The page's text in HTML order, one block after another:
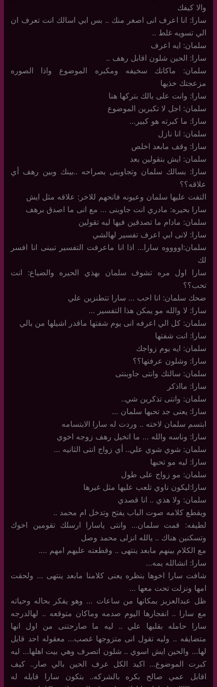
والا كيفك
سارا: انا اعرف انى اصغر منك .. بس ابي اسالك انت تعرف ان
الي تسويه غلط ..
سلمان: ايه اعرف
سارا: الحين شلون اقابل رهف ..
سلمان: ماكانك سخيفه ومكبره الموضوع واذا الصوره
مزعجتك خذيها
سارا: وانت على بالك بتركها هنا
سلمان: اجل لا تكبرين الموضوع
سارا: ما كبرته هو كبير…
سلمان: انا نازل
سارا: وقف مابعد اخلص
سلمان: ايش بتقولين بعد
سارا: بسالك سلمان وتجاوبنى بصراحه ..بينك وبين رهف أي
علاقه؟؟
التفت عليها سلمان وعيونه فاتحهم للاخر: علاقه مثل ايش
سارا بحيره: مادري انت جاوبنى … مع انى ما اصدق برهف
سلمان: مادام ما تصدقين فيها ليه تقولين
سارا: لانى ابي اعرف تفسير لهالشي
سلمان:اووووه سارا… اذا انا ماعرفت التفسير تبينى انا افسر
لك
سارا اول مره تشوف سلمان بهذي الحيره والضياع: انت
تحب؟؟
ضحك سلمان: انا احب … سارا تتطنزين علي
سارا: لا والله مو يمكن هذا التفسير …
سلمان: كل الي اعرفه انى يوم شفتها ماقدر اشيلها من بالي
سارا: انت شفتها
سلمان: ايه يوم زواجك
سارا: وشلون عرفتها؟؟
سلمان: سالتك وانتى جاوبنتى
سارا: مااذكر
سلمان: وانتى تذكرين شي..
سارا: يعنى جد تحبها سلمان …
ابتسم سلمان لاخته .. وردت له سارا الابتسامه
سارا: وناسه والله … ما اتخيل رهف زوجه اخوي
سلمان: شوي شوي علي.. أي زواج انتى الثانيه …
سارا: ليه مو تحبها
سلمان: مو زواج على طول
سارا:ليكون ناوي تلعب عليها مثل غيرها
سلمان: ولا هذي .. انا قصدي
ويقطع كلامه صوت الباب يفتح وتدخل ام محمد ..
لطيفه: قمت سلمان… وانتى ياسارا ارسلك تقومين اخوك
وتسكنين هناك .. يالله انزلى محمد وصل
مع الكلام بينهم مابعد ينتهى .. وقطعته عليهم امهم ….
سارا: انشالله يمه…
شافت سارا اخوها بنظره يعنى كلامنا مابعد ينتهى … ولحقت
امها ونزلت تحت معها …
ظل عبدالعزيز بمكانها من ساعات … وهو يفكر بحاله وحياته
مع سارا .. انفجارها اليوم صدمه وماكان متوقعه .. لهالدرجه
سارا حامله بقلبها علي .. ليه ما صارحتنى من اول انها
متضايقه .. وليه تقول انى متزوجها غصب… معقوله احد قايل
لها… والحين ايش اسوي .. شلون اتصرف وهي بيت اهلها… ليه
كبرت الموضوع… اكيد الكل عرف الحين بالي صار.. كيف
اقابل عمي صالح بكره بالشركه.. بتكون سارا قايله له